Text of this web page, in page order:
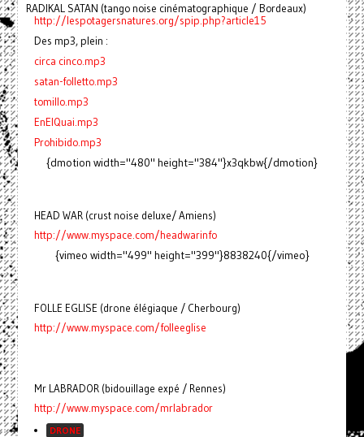
RADIKAL SATAN (tango noise cinématographique / Bordeaux)
http://lespotagersnatures.org/spip.php?article15
Des mp3, plein :
circa cinco.mp3
satan-folletto.mp3
tomillo.mp3
EnElQuai.mp3
Prohibido.mp3
{dmotion width="480" height="384"}x3qkbw{/dmotion}
HEAD WAR (crust noise deluxe/ Amiens)
http://www.myspace.com/headwarinfo
{vimeo width="499" height="399"}8838240{/vimeo}
FOLLE EGLISE (drone élégiaque / Cherbourg)
http://www.myspace.com/folleeglise
Mr LABRADOR (bidouillage expé / Rennes)
http://www.myspace.com/mrlabrador
DRONE